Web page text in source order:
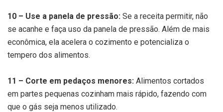
10 – Use a panela de pressão: Se a receita permitir, não
se acanhe e faça uso da panela de pressão. Além de mais
econômica, ela acelera o cozimento e potencializa o
tempero dos alimentos.
11 – Corte em pedaços menores: Alimentos cortados
em partes pequenas cozinham mais rápido, fazendo com
que o gás seja menos utilizado.